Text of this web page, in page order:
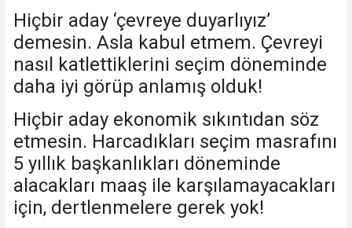
Hiçbir aday ‘çevreye duyarlıyız’
demesin. Asla kabul etmem. Çevreyi
nasıl katlettiklerini seçim döneminde
daha iyi görüp anlamış olduk!
Hiçbir aday ekonomik sıkıntıdan söz
etmesin. Harcadıkları seçim masrafını
5 yıllık başkanlıkları döneminde
alacakları maaş ile karşılamayacakları
için, dertlenmelere gerek yok!